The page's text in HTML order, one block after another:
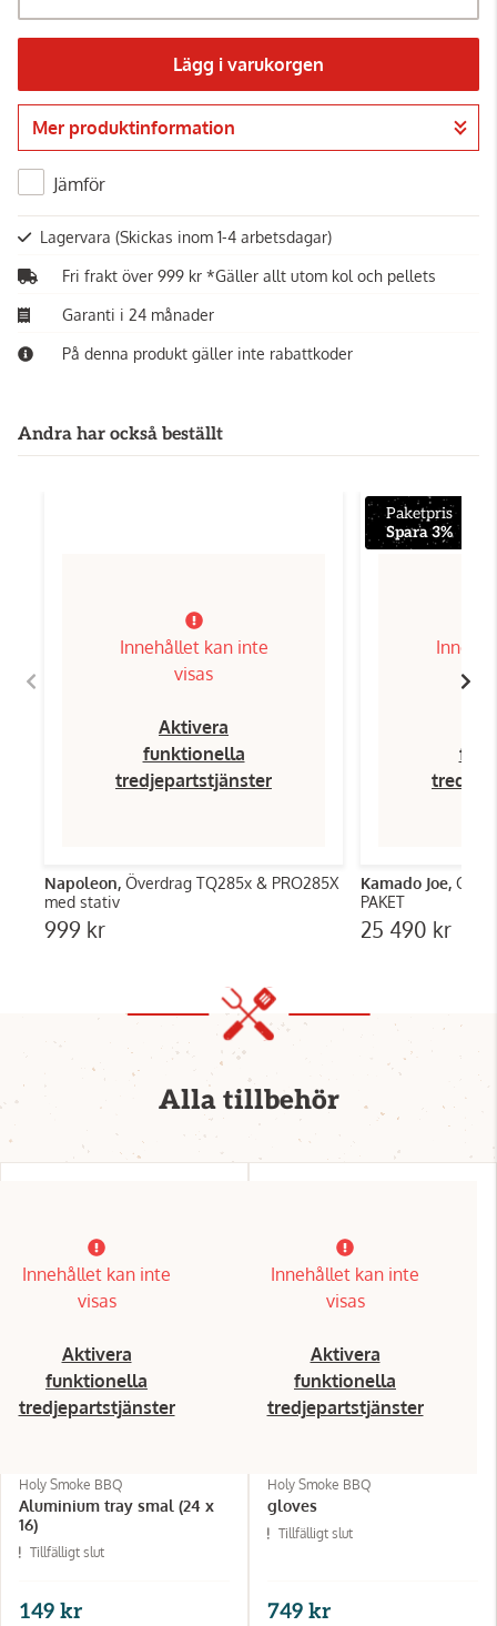
Lägg i varukorgen
Gå till kassan
Mer produktinformation
Jämför
Lagervara (Skickas inom 1-4 arbetsdagar)
Fri frakt över 999 kr *Gäller allt utom kol och pellets
Garanti i 24 månader
På denna produkt gäller inte rabattkoder
Andra har också beställt
Innehållet kan inte
visas
Aktivera
funktionella
tredjepartstjänster
Napoleon, Överdrag TQ285x & PRO285X
med stativ
999 kr
Paketpris
Spara 3%
Kamado Joe,
PAKET
25 490 kr
Alla tillbehör
Innehållet kan inte
visas
Aktivera
funktionella
tredjepartstjänster
Holy Smoke BBQ
Aluminium tray smal (24 x
16)
Tillfälligt slut
149 kr
Innehållet kan inte
visas
Aktivera
funktionella
tredjepartstjänster
Holy Smoke BBQ
gloves
Tillfälligt slut
749 kr